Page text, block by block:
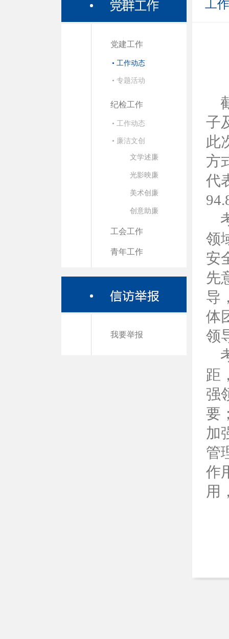
党建工作
• 工作动态
• 专题活动
纪检工作
• 工作动态
• 廉洁文创
文学述廉
光影映廉
美术创廉
创意助廉
工会工作
青年工作
我要举报
工
子
此
方
代
领
安
先
导
体
领
距
强
要
加
管
作
用